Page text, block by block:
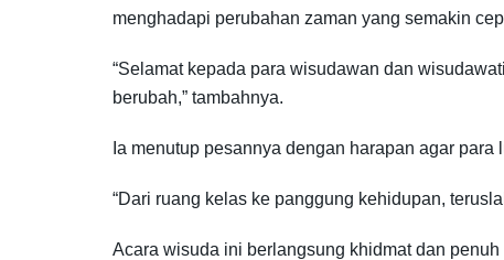
menghadapi perubahan zaman yang semakin
“Selamat kepada para wisudawan dan
berubah,” tambahnya.
Ia menutup pesannya dengan harapan agar
“Dari ruang kelas ke panggung kehidupan,
Acara wisuda ini berlangsung khidmat dan